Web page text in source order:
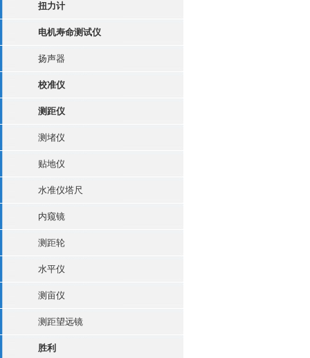
扭力计
电机寿命测试仪
扬声器
校准仪
测距仪
测堵仪
贴地仪
水准仪塔尺
内窥镜
测距轮
水平仪
测亩仪
测距望远镜
胜利